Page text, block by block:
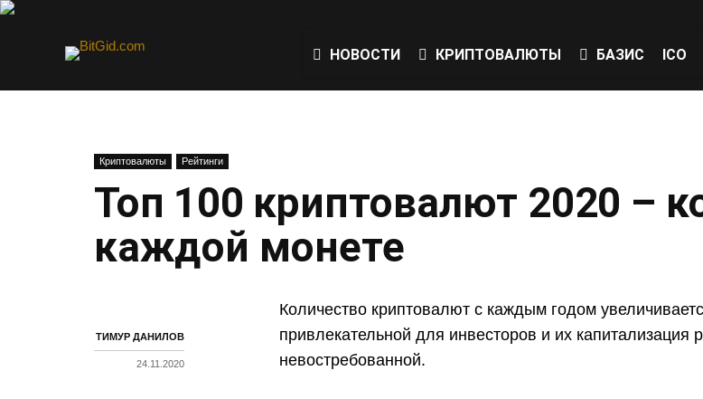
НОВОСТИ КРИПТОВАЛЮТЫ БАЗИС ICO
Криптовалюты Рейтинги
Топ 100 криптовалют 2020 –
каждой монете
ТИМУР ДАНИЛОВ
24.11.2020
Количество криптовалют с каждым годом
привлекательной для инвесторов и их капитализация
невостребованной.